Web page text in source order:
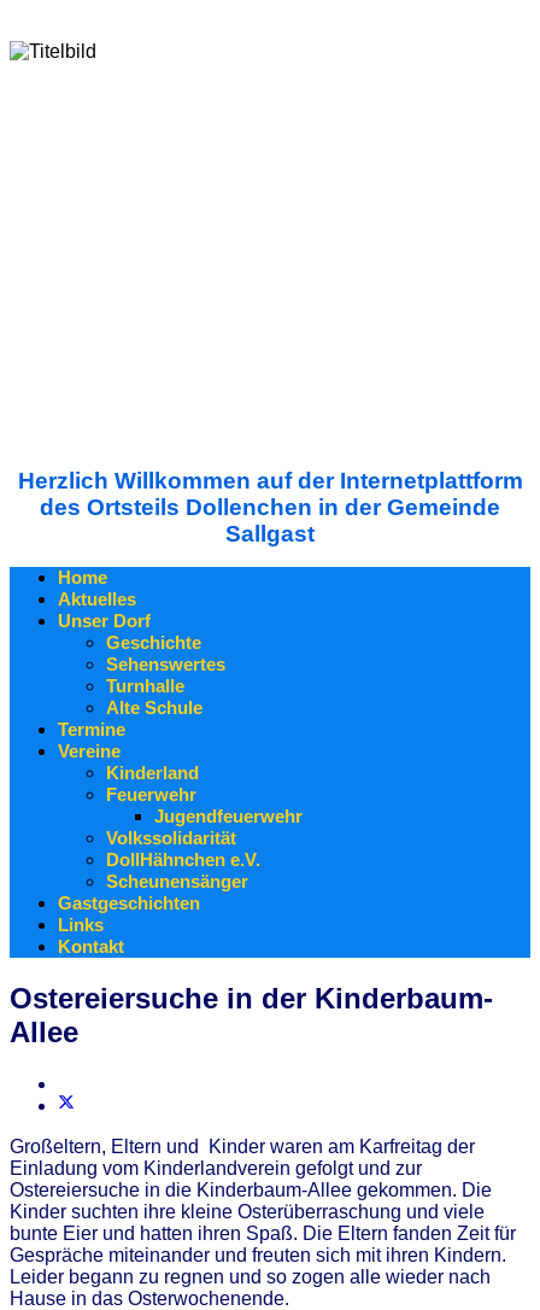
Herzlich Willkommen auf der Internetplattform
des Ortsteils Dollenchen in der Gemeinde
Sallgast
Home
Aktuelles
Unser Dorf
Geschichte
Sehenswertes
Turnhalle
Alte Schule
Termine
Vereine
Kinderland
Feuerwehr
Jugendfeuerwehr
Volkssolidarität
DollHähnchen e.V.
Scheunensänger
Gastgeschichten
Links
Kontakt
Ostereiersuche in der Kinderbaum-
Allee
Großeltern, Eltern und Kinder waren am Karfreitag der
Einladung vom Kinderlandverein gefolgt und zur
Ostereiersuche in die Kinderbaum-Allee gekommen. Die
Kinder suchten ihre kleine Osterüberraschung und viele
bunte Eier und hatten ihren Spaß. Die Eltern fanden Zeit für
Gespräche miteinander und freuten sich mit ihren Kindern.
Leider begann zu regnen und so zogen alle wieder nach
Hause in das Osterwochenende.